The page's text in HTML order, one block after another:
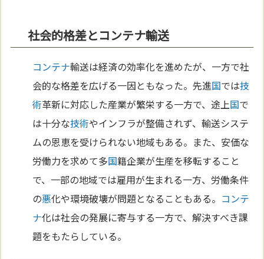
社会的格差とコンテナ輸送
コンテナ輸送は経済の効率化を進めたが、一方で社
会的な格差を広げる一因ともなった。先進国では技
術革新に対応した産業が繁栄する一方で、途上国で
は十分な技術やインフラが整備されず、輸送システ
ムの恩恵を受けられない地域もある。また、安価な
労働力を求めて多国籍企業が生産を移転すること
で、一部の地域では雇用が生まれる一方、労働条件
の悪化や環境破壊が問題となることもある。 コンテ
ナ化は社会の発展に寄与する一方で、解決すべき課
題をもたらしている。